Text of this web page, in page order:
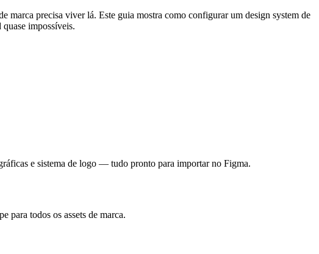
marca precisa viver lá. Este guia mostra como configurar um design system de
impossíveis.
e sistema de logo — tudo pronto para importar no Figma.
para todos os assets de marca.